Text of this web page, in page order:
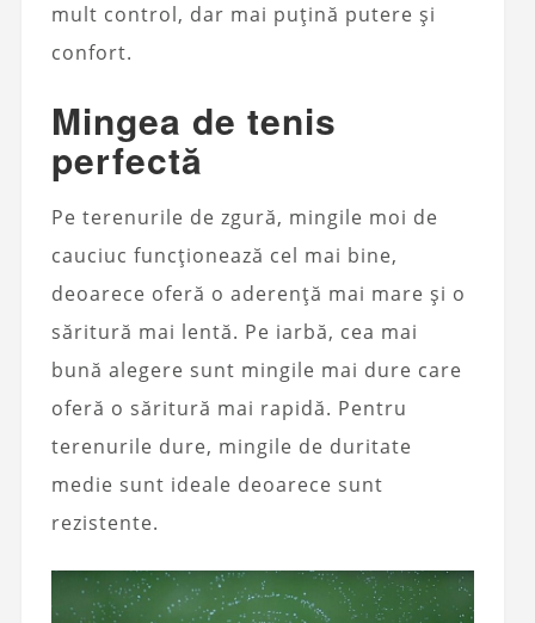
mult control, dar mai puțină putere și
confort.
Mingea de tenis
perfectă
Pe terenurile de zgură, mingile moi de
cauciuc funcționează cel mai bine,
deoarece oferă o aderență mai mare și o
săritură mai lentă. Pe iarbă, cea mai
bună alegere sunt mingile mai dure care
oferă o săritură mai rapidă. Pentru
terenurile dure, mingile de duritate
medie sunt ideale deoarece sunt
rezistente.